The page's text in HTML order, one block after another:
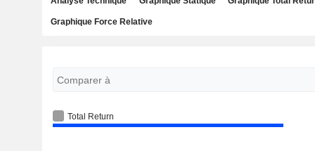
Graphique Force Relative
Total Return